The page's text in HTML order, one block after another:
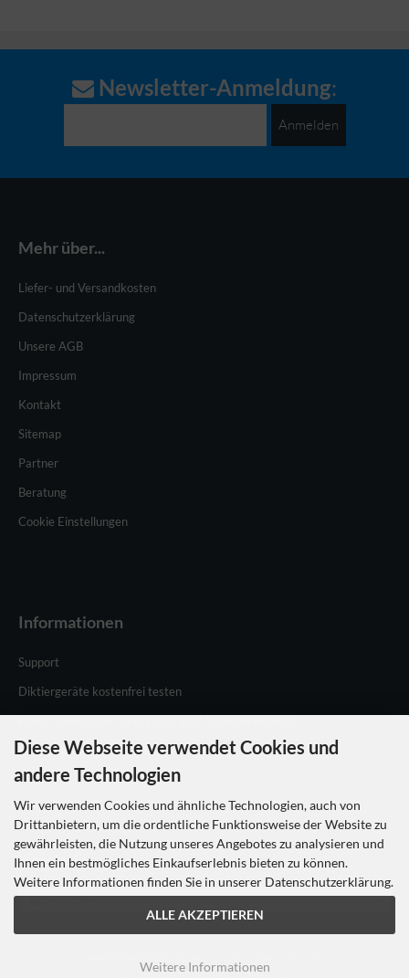
Newsletter-Anmeldung
Anmelden
Mehr über...
Liefer- und Versandkosten
Datenschutzerklärung
Unsere AGB
Impressum
Kontakt
Sitemap
Partner
Beratung
Cookie Einstellungen
Informationen
Support
Diktiergeräte kostenfrei testen
Philips Speechlive testen
Hersteller
Diese Webseite verwendet Cookies und
andere Technologien
Wir verwenden Cookies und ähnliche Technologien, auch von
Drittanbietern, um die ordentliche Funktionsweise der Website zu
gewährleisten, die Nutzung unseres Angebotes zu analysieren und
Ihnen ein bestmögliches Einkaufserlebnis bieten zu können.
Weitere Informationen finden Sie in unserer Datenschutzerklärung.
ALLE AKZEPTIEREN
Weitere Informationen